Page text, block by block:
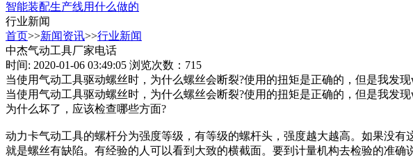
智能装配生产线用什么做的
行业新闻
首页>>新闻资讯>>行业新闻
中杰气动工具厂家电话
时间: 2020-01-06 03:49:05 浏览次数：715
当使用气动工具驱动螺丝时，为什么螺丝会断裂?使用的扭矩是正确的，但是我发
当使用气动工具驱动螺丝时，为什么螺丝会断裂?使用的扭矩是正确的，但是我发
为什么坏了，应该检查哪些方面?
动力卡气动工具的螺杆分为强度等级，有等级的螺杆头，强度越大越高。如果没
就是螺丝有缺陷。有经验的人可以看到大致的横截面。要到计量机构去检验的准确